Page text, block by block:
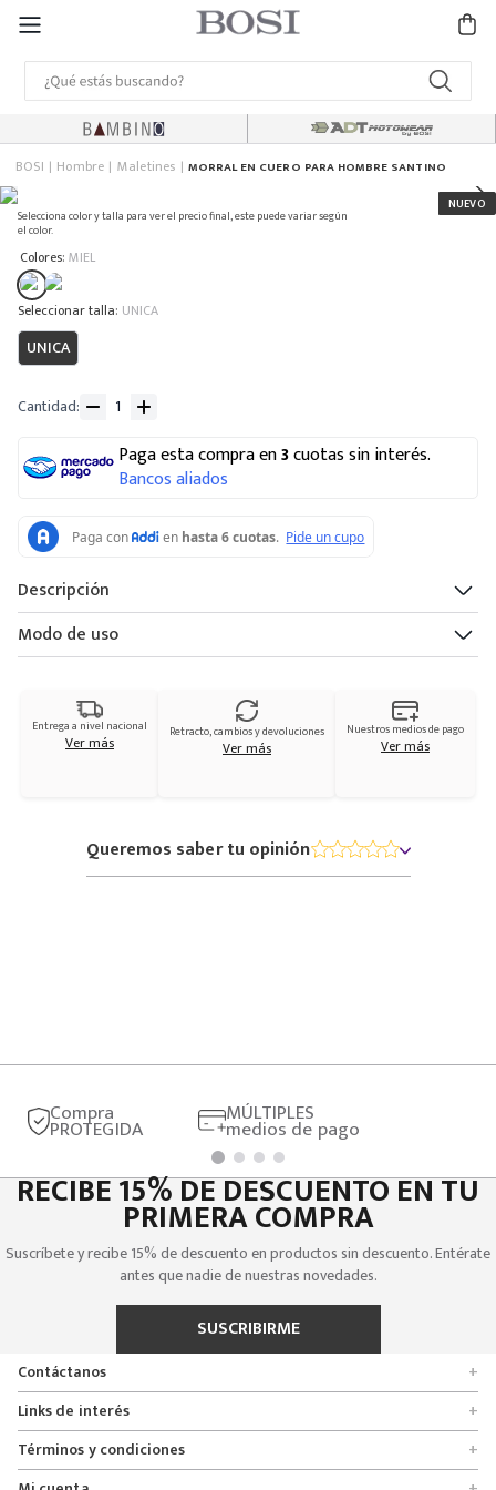
BOSI Hombre Maletines MORRAL EN CUERO PARA HOMBRE SANTINO
Selecciona color y talla para ver el precio final, este puede variar según
el color.
Colores: MIEL
: UNICA
UNICA
Cantidad
Paga esta compra en3cuotas sin interés.
Bancos aliados
Descripción
Modo de uso
Entrega a nivel nacional
Ver más Retracto, cambios y devoluciones
Ver más
Nuestros medios de pago
Ver más
Queremos saber tu opinión
Compra
PROTEGIDA
MÚLTIPLES
medios de pago
RECIBE 15% DE DESCUENTO EN TU
PRIMERA COMPRA
Suscríbete y recibe 15% de descuento en productos sin descuento. Entérate
antes que nadie de nuestras novedades.
SUSCRIBIRME
Contáctanos
+
Encuentra tu tienda
Formulario de solicitudes
Servicio al cliente
Links de interés +
Quienes somos
Políticas de entrega, cambio y devolución
Términos y condiciones +
Promociones